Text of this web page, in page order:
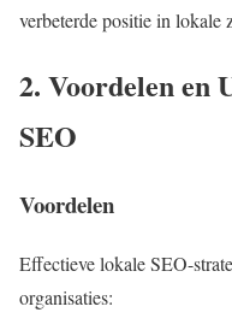
verbeterde positie in lokale
2. Voordelen en
SEO
Voordelen
Effectieve lokale SEO-
organisaties: